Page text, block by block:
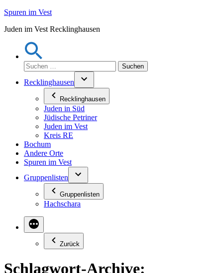
Zum
springen
Spuren im Vest
Juden im Vest Recklinghausen
Suchen
nach:
Recklinghausen
Recklinghausen
Juden in Süd
Jüdische Petriner
Juden im Vest
Kreis RE
Bochum
Andere Orte
Spuren im Vest
Gruppenlisten
Gruppenlisten
Hachschara
Zurück
Schlagwort-Archive: